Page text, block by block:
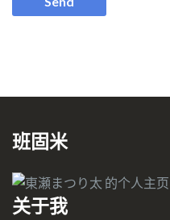
班固米
关于我